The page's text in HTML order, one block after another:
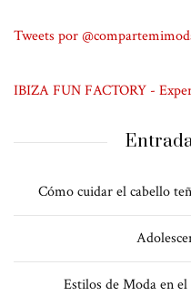
Tweets por
IBIZA FUN FACTORY -
Cómo cuidar el cabello
Estilos de Moda en